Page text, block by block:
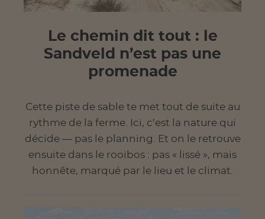
Le chemin dit tout : le
Sandveld n’est pas une
promenade
Cette piste de sable te met tout de suite au
rythme de la ferme. Ici, c’est la nature qui
décide — pas le planning. Et on le retrouve
ensuite dans le rooibos : pas « lissé », mais
honnête, marqué par le lieu et le climat.